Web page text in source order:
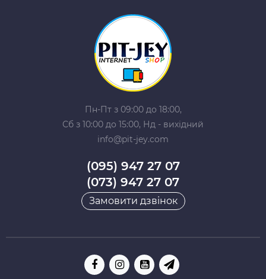
Пн-Пт з 09:00 до 18:00,
Сб з 10:00 до 15:00, Нд - вихідний
info@pit-jey.com
(095) 947 27 07
(073) 947 27 07
Замовити дзвінок